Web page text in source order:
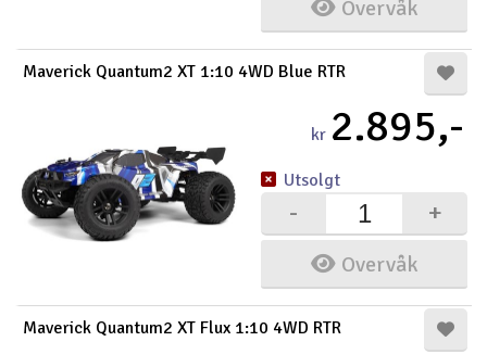
Overvåk
Maverick Quantum2 XT 1:10 4WD Blue RTR
kr 2.895,-
Overvåk
+
-
Utsolgt
Maverick Quantum2 XT Flux 1:10 4WD RTR